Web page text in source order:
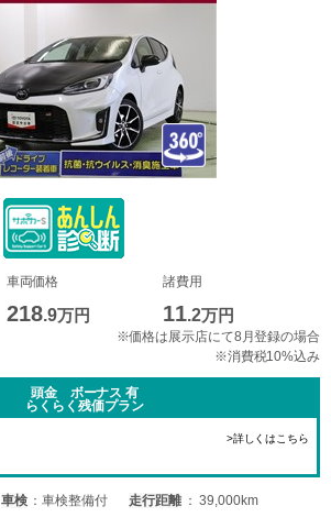
車両価格
218.9万円
諸費用
11.2万円
※価格は展示店にて8月登録の場合
※消費税10%込み
頭金 ボーナス 有
らくらく残価プラン
>詳しくはこちら
車検 車検整備付 走行距離
39,000km